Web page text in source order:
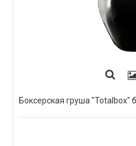
Боксерская груша "Totalbox"